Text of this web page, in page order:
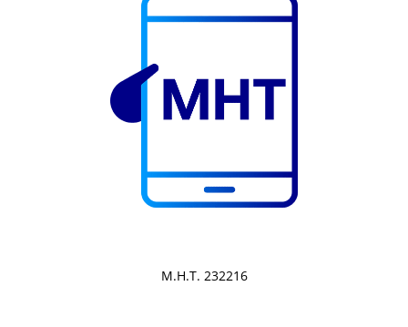
Μ.Η.Τ. 232216